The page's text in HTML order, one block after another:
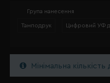
Група нанесення
Тамподрук Цифровий УФ
Мінімальна